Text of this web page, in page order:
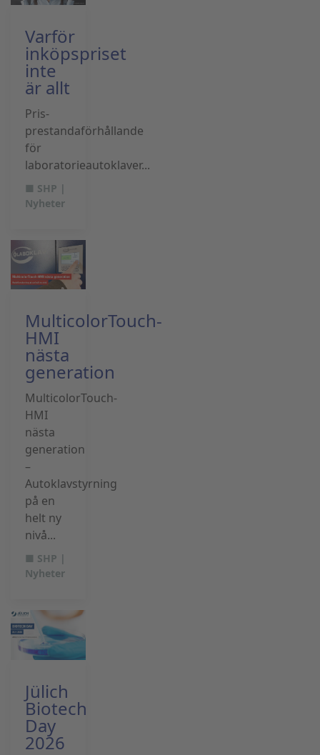
Varför
inköpspriset
inte
är allt
Pris-
prestandaförhållande
för
laboratorieautoklaver...
■ SHP |
Nyheter
MulticolorTouch-
HMI
nästa
generation
MulticolorTouch-
HMI
nästa
generation
–
Autoklavstyrning
på en
helt ny
nivå...
■ SHP |
Nyheter
Jülich
Biotech
Day
2026